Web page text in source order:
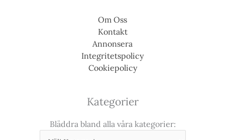
Om Oss
Kontakt
Annonsera
Integritetspolicy
Cookiepolicy
Kategorier
Bläddra bland alla våra kategorier: